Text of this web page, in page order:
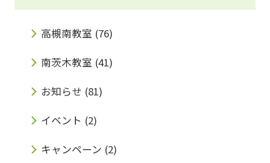
高槻南教室 (76)
南茨木教室 (41)
お知らせ (81)
イベント (2)
キャンペーン (2)